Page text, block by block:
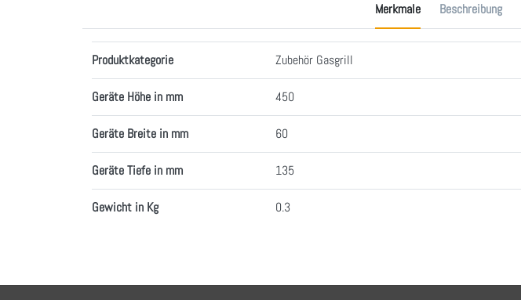
Merkmale Beschreibung
Produktkategorie Zubehör Gasgrill
Geräte Höhe in mm 450
Geräte Breite in mm 60
Geräte Tiefe in mm 135
Gewicht in Kg 0.3